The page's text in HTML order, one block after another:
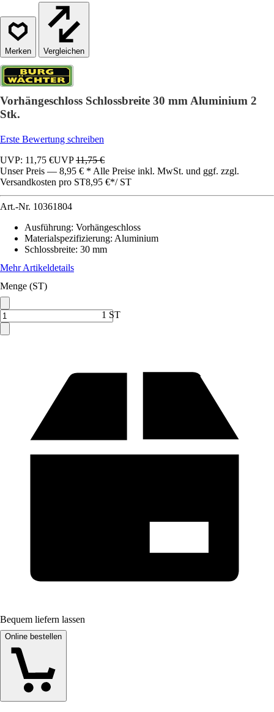
Vergleichen
Vorhängeschloss Schlossbreite 30 mm Aluminium 2
Stk.
Erste Bewertung schreiben
UVP: 11,75 €UVP11,75 €
Unser Preis — 8,95 € * Alle Preise inkl. MwSt. und ggf. zzgl.
Versandkosten pro ST8,95 €*/ ST
Art.-Nr. 10361804
Ausführung: Vorhängeschloss
Materialspezifizierung: Aluminium
Schlossbreite: 30 mm
Mehr Artikeldetails
Menge (ST)
1 ST
Bequem liefern lassen
Online bestellen